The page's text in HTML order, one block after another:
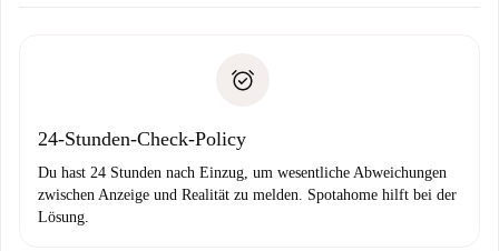
24-Stunden-Check-Policy
Du hast 24 Stunden nach Einzug, um wesentliche Abweichungen
zwischen Anzeige und Realität zu melden. Spotahome hilft bei der
Lösung.